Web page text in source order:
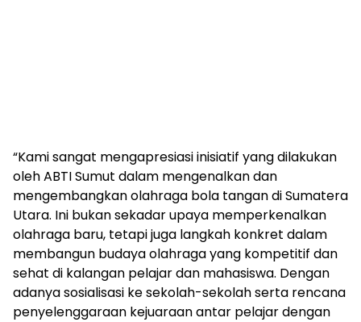
“Kami sangat mengapresiasi inisiatif yang dilakukan
oleh ABTI Sumut dalam mengenalkan dan
mengembangkan olahraga bola tangan di Sumatera
Utara. Ini bukan sekadar upaya memperkenalkan
olahraga baru, tetapi juga langkah konkret dalam
membangun budaya olahraga yang kompetitif dan
sehat di kalangan pelajar dan mahasiswa. Dengan
adanya sosialisasi ke sekolah-sekolah serta rencana
penyelenggaraan kejuaraan antar pelajar dengan